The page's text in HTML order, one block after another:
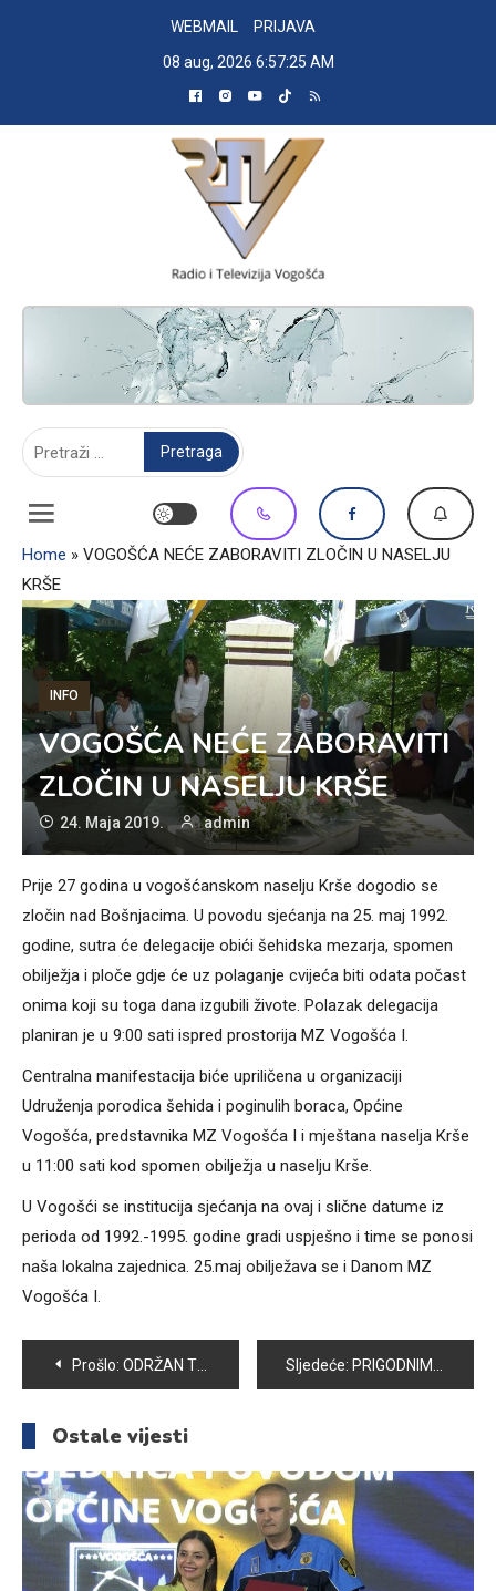
WEBMAIL
PRIJAVA
08 aug, 2026 6:57:26 AM
RADIO TELEVIZIJA VOGOŠĆA
Home » VOGOŠĆA NEĆE ZABORAVITI ZLOČIN U NASELJU
KRŠE
INFO
VOGOŠĆA NEĆE ZABORAVITI
ZLOČIN U NASELJU KRŠE
24. Maja 2019. admin
Prije 27 godina u vogošćanskom naselju Krše dogodio se
zločin nad Bošnjacima. U povodu sjećanja na 25. maj 1992.
godine, sutra će delegacije obići šehidska mezarja, spomen
obilježja i ploče gdje će uz polaganje cvijeća biti odata počast
onima koji su toga dana izgubili živote. Polazak delegacija
planiran je u 9:00 sati ispred prostorija MZ Vogošća I.
Centralna manifestacija biće upriličena u organizaciji
Udruženja porodica šehida i poginulih boraca, Općine
Vogošća, predstavnika MZ Vogošća I i mještana naselja Krše
u 11:00 sati kod spomen obilježja u naselju Krše.
U Vogošći se institucija sjećanja na ovaj i slične datume iz
perioda od 1992.-1995. godine gradi uspješno i time se ponosi
naša lokalna zajednica. 25.maj obilježava se i Danom MZ
Vogošća I.
Navigacija
članaka
Prošlo: ODRŽAN TURNIR U FUTSALU ZA DJEVOJČICE I DJEČAKE Sljedeće: PRIGODNIM PROGRAMOM OBILJEŽEN DAN OŠ „ZAHID BARUČIJA“
Ostale vijesti